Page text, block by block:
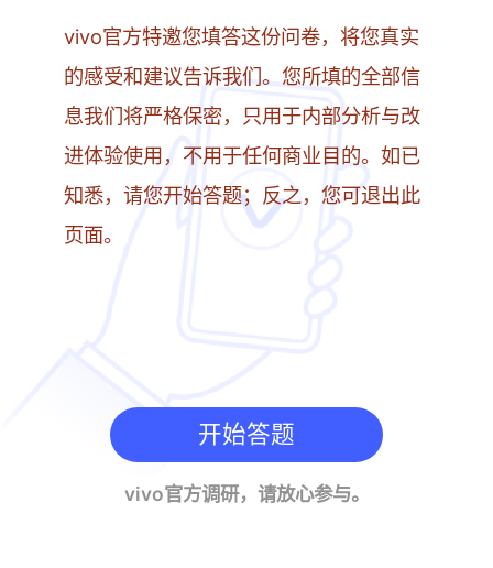
vivo官方特邀您填答这份问卷，将您真实
的感受和建议告诉我们。您所填的全部信
息我们将严格保密，只用于内部分析与改
进体验使用，不用于任何商业目的。如已
知悉，请您开始答题；反之，您可退出此
页面。
开始答题
vivo官方调研，请放心参与。